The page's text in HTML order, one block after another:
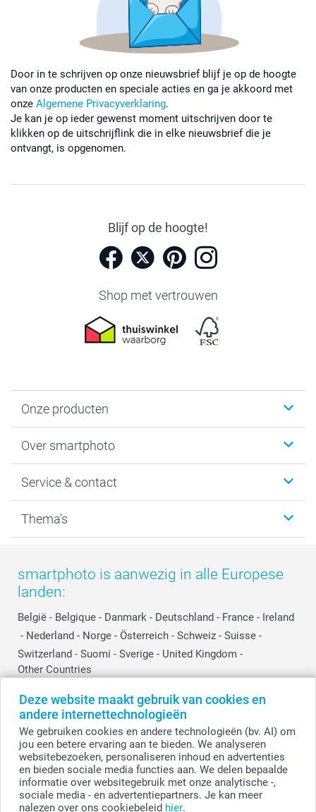
Deze website maakt gebruik van cookies en
andere internettechnologieën
We gebruiken cookies en andere technologieën (bv. AI) om
jou een betere ervaring aan te bieden. We analyseren
websitebezoeken, personaliseren inhoud en advertenties
en bieden sociale media functies aan. We delen bepaalde
informatie over websitegebruik met onze analytische -,
sociale media - en advertentiepartners. Je kan meer
nalezen over ons cookiebeleid hier.
Door in te schrijven op onze nieuwsbrief blijf je op de hoogte
van onze producten en speciale acties en ga je akkoord met
onze Algemene Privacyverklaring.
Je kan je op ieder gewenst moment uitschrijven door te
klikken op de uitschrijflink die in elke nieuwsbrief die je
ontvangt, is opgenomen.
Blijf op de hoogte!
Shop met vertrouwen
Onze producten
Fotoboeken
Fotocadeaus
Kaarten
Over smartphoto
Vacatures
Bestelproces
Privacy
Cookiebeleid
Reviews
Prijslijst
Investor Relations
Service & contact
Tevredenheidsgarantie
smartbonus
smartfriends
service@smartphoto.nl
Affiliate partnerprogramma
Partnerships
Influencer partnerprogramma
Thema's
Moederdag
Vaderdag
Huwelijk
smartphoto is aanwezig in alle Europese
landen:
België - Belgique - Danmark - Deutschland - France - Ireland
- Nederland - Norge - Österreich - Schweiz - Suisse -
Switzerland - Suomi - Sverige - United Kingdom -
Other Countries
© smartphoto group. Alle rechten voorbehouden.Disclaimer
Alle prijzen zijn in EURO (€) inclusief BTW en exclusief verzendkosten.